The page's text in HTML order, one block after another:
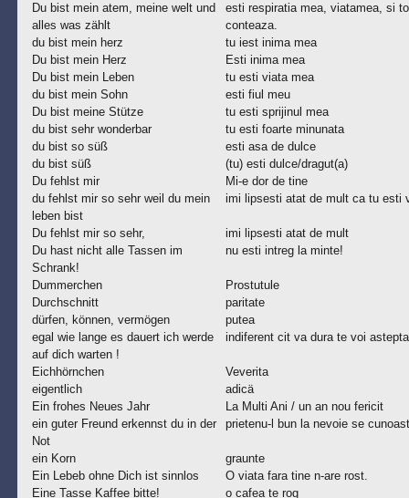
Du bist mein atem, meine welt und
alles was zählt
esti respiratia mea, viatamea, si
conteaza.
du bist mein herz
tu iest inima mea
Du bist mein Herz
Esti inima mea
Du bist mein Leben
tu esti viata mea
du bist mein Sohn
esti fiul meu
Du bist meine Stütze
tu esti sprijinul mea
du bist sehr wonderbar
tu esti foarte minunata
du bist so süß
esti asa de dulce
du bist süß
(tu) esti dulce/dragut(a)
Du fehlst mir
Mi-e dor de tine
du fehlst mir so sehr weil du mein
leben bist
imi lipsesti atat de mult ca tu esti
Du fehlst mir so sehr,
imi lipsesti atat de mult
Du hast nicht alle Tassen im
Schrank!
nu esti intreg la minte!
Dummerchen
Prostutule
Durchschnitt
paritate
dürfen, können, vermögen
putea
egal wie lange es dauert ich werde
auf dich warten !
indiferent cit va dura te voi
Eichhörnchen
Veverita
eigentlich
adicä
Ein frohes Neues Jahr
La Multi Ani / un an nou fericit
ein guter Freund erkennst du in der
Not
prietenu-l bun la nevoie se
ein Korn
graunte
Ein Lebeb ohne Dich ist sinnlos
O viata fara tine n-are rost.
Eine Tasse Kaffee bitte!
o cafea te rog